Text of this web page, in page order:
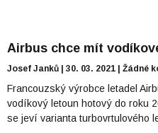
Airbus chce mít
Josef Janků 30. 03. 2021 Žádné
Francouzský výrobce letadel
vodíkový letoun hotový do roku
se jeví varianta turbovrtulového